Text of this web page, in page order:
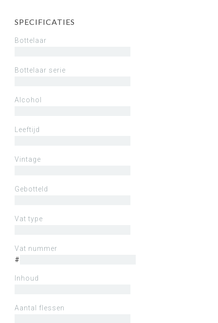
SPECIFICATIES
Bottelaar
Bottelaar serie
Alcohol
Leeftijd
Vintage
Gebotteld
Vat type
Vat nummer
#
Inhoud
Aantal flessen